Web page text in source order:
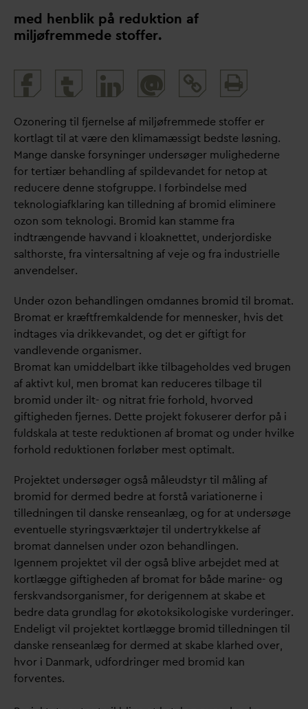
med henblik på reduktion af
miljøfremmede stoffer.
@
and
Ozonering til fjernelse af miljøfremmede stoffer er
kortlagt til at være den klimamæssigt bedste løsning.
Mange danske forsyninger undersøger mulighederne
for tertiær behandling af spildevandet for netop at
reducere denne stofgruppe. I forbindelse med
teknologiafklaring kan tilledning af bromid eliminere
ozon som teknologi. Bromid kan stamme fra
indtrængende havvand i kloaknettet, underjordiske
salthorste, fra vintersaltning af veje og fra industrielle
anvendelser.
Under ozon behandlingen omdannes bromid til bromat.
Bromat er kræftfremkaldende for mennesker, hvis det
indtages via drikkevandet, og det er giftigt for
vandlevende organismer.
Bromat kan umiddelbart ikke tilbageholdes ved brugen
af aktivt kul, men bromat kan reduceres tilbage til
bromid under ilt- og nitrat frie forhold, hvorved
giftigheden fjernes. Dette projekt fokuserer derfor på i
fuldskala at teste reduktionen af bromat og under hvilke
forhold reduktionen forløber mest optimalt.
Projektet undersøger også måleudstyr til måling af
bromid for dermed bedre at forstå variationerne i
tilledningen til danske renseanlæg, og for at undersøge
eventuelle styringsværktøjer til undertrykkelse af
bromat dannelsen under ozon behandlingen.
Igennem projektet vil der også blive arbejdet med at
kortlægge giftigheden af bromat for både marine- og
ferskvandsorganismer, for derigennem at skabe et
bedre data grundlag for økotoksikologiske vurderinger.
Endeligt vil projektet kortlægge bromid tilledningen til
danske renseanlæg for dermed at skabe klarhed over,
hvor i Danmark, udfordringer med bromid kan
forventes.